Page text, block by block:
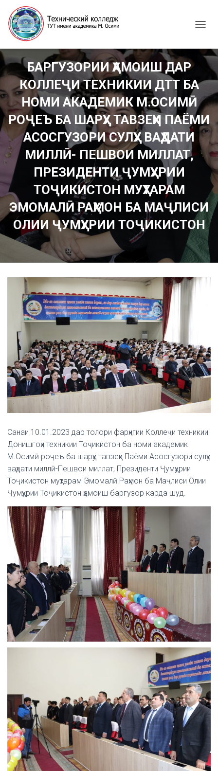
G
A
V
I
G
A
I
БАРГУЗОРИИ ҲАМОИШ ДАР
КОЛЛЕҶИ ТЕХНИКИИ ДТТ БА
НОМИ АКАДЕМИК М.ОСИМӢ
РОҶЕЪ БА ШАРҲУ ТАВЗЕҲИ ПАЁМИ
АСОСГУЗОРИ СУЛҲУ ВАҲДАТИ
МИЛЛӢ- ПЕШВОИ МИЛЛАТ,
ПРЕЗИДЕНТИ ҶУМҲУРИИ
ТОҶИКИСТОН МУҲТАРАМ
ЭМОМАЛӢ РАҲМОН БА МАҶЛИСИ
ОЛИИ ҶУМҲУРИИ ТОҶИКИСТОН
Санаи 10.01.2023 дар толори фарҳнгии Коллеҷи техникии
Донишгоҳи техникии Тоҷикистон ба номи академик
М.Осимӣ роҷеъ ба шарҳу тавзеҳи Паёми Асосгузори сулҳу
ваҳдати миллӣ-Пешвои миллат, Президенти Ҷумҳурии
Тоҷикистон муҳтарам Эмомалӣ Раҳмон ба Маҷлиси Олии
Ҷумҳурии Тоҷикистон ҳамоиш баргузор карда шуд.